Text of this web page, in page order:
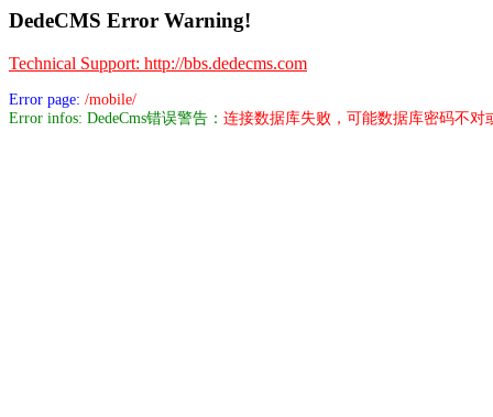
DedeCMS Error Warning!
Technical Support: http://bbs.dedecms.com
Error page: /mobile/
Error infos: DedeCms错误警告： 连接数据库失败，可能数据库密码不对